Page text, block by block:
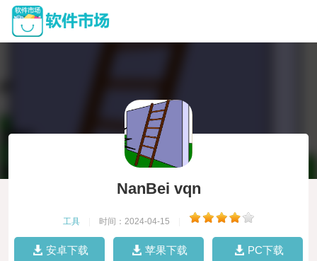
NanBei vqn
工具 时间：2024-04-15
安卓下载 苹果下载 PC下载